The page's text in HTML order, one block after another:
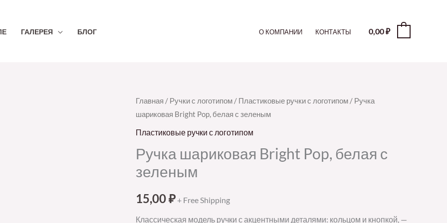
ГАЛЕРЕЯ БЛОГ О КОМПАНИИ КОНТАКТЫ 0,00₽
Главная / Ручки с логотипом / Пластиковые ручки с логотипом / Ручка
шариковая Bright Pop, белая с зеленым
Пластиковые ручки с логотипом
Ручка шариковая Bright Pop, белая с
зеленым
15,00₽ + Free Shipping
Классическая модель ручки с акцентными деталями: кольцом и кнопкой, —
Количество
товара
Ручка
Bright
Pop,
с
зеленым